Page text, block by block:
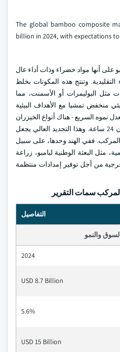
The global bamboo composite
billion in 2024, with expectations
على أنها مواد خضراء وذات أداء عال
وتنتج هذه المكونات بخلط
مثل البوليمرات أو الأسمنت، مما
منخفض تمشيا مع الأهداف البيئية
نموه السريع - هناك أنواع الخيزران
التي تنمو إلى 91 سم في غضون 24 ساعة. وهذا التجديد العالي يجعل
المركب. ففي الهند وحدها، على سبيل
مثل البعثة الوطنية لبامبو، زراعة
من أجل توفير إمدادات منتظمة
سمات التقرير
التفاصيل
والنمو
2024
USD 8.7 Billion
5.6%
USD 15 Billion